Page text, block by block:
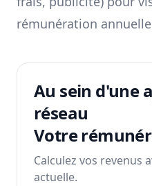
rémunération
Au sein d'une
réseau
Votre
Calculez vos revenus
actuelle.